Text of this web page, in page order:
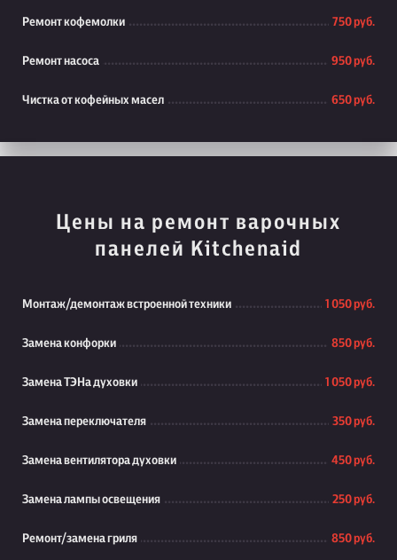
Ремонт кофемолки 750 руб.
Ремонт насоса 950 руб.
Чистка от кофейных масел 650 руб.
Цены на ремонт варочных
панелей Kitchenaid
Монтаж/демонтаж встроенной техники 1 050 руб.
Замена конфорки 850 руб.
Замена ТЭНа духовки 1 050 руб.
Замена переключателя 350 руб.
Замена вентилятора духовки 450 руб.
Замена лампы освещения 250 руб.
Ремонт/замена гриля 850 руб.